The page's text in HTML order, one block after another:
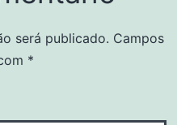
será publicado. Campos
*